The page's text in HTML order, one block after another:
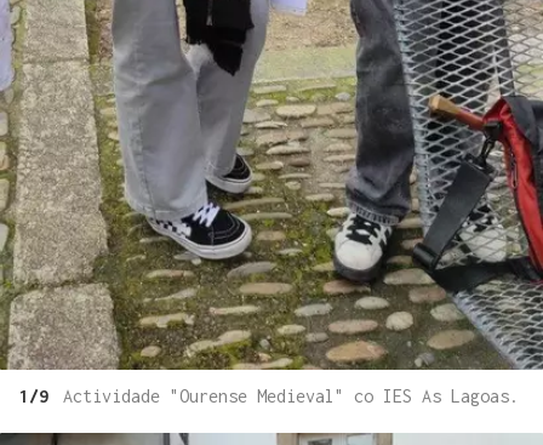
1/9 Actividade "Ourense Medieval" co IES As Lagoas.